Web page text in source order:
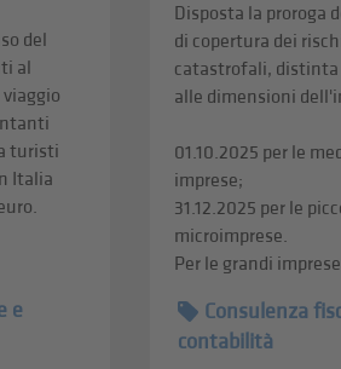
del
al
turisti
Italia
e
Disposta la proroga
di copertura dei
catastrofali, distinta
alle dimensioni
01.10.2025 per le
imprese;
31.12.2025 per le
microimprese.
Per le grandi
Consulenza
contabilità